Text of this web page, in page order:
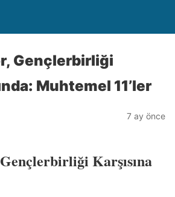
Gençlerbirliği
Muhtemel 11’ler
7 ay önce
Karşısına